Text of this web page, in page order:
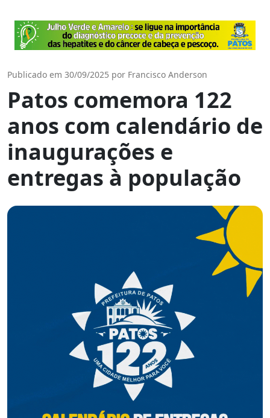
Publicado em 30/09/2025 por Francisco Anderson
Patos comemora 122
anos com calendário de
inaugurações e
entregas à população